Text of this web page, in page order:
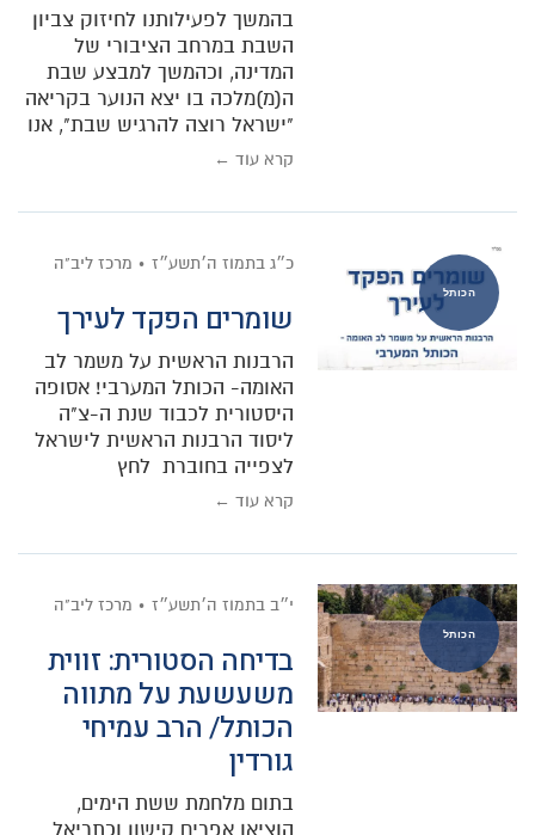
בהמשך לפעילותנו לחיזוק צביון
השבת במרחב הציבורי של
המדינה, וכהמשך למבצע שבת
ה(מ)מלכה בו יצא הנוער בקריאה
"ישראל רוצה להרגיש שבת", אנו
קרא עוד ←
הכותל
כ״ג בתמוז ה׳תשע״ז מרכז ליב"ה
שומרים הפקד לעירך
הרבנות הראשית על משמר לב
האומה- הכותל המערבי! אסופה
היסטורית לכבוד שנת ה-צ"ה
ליסוד הרבנות הראשית לישראל
לצפייה בחוברת לחץ
קרא עוד ←
הכותל
י״ב בתמוז ה׳תשע״ז מרכז ליב"ה
בדיחה הסטורית: זווית
משעשעת על מתווה
הכותל/ הרב עמיחי
גורדין
בתום מלחמת ששת הימים,
הוציאו אפרים קישון וכתריאל